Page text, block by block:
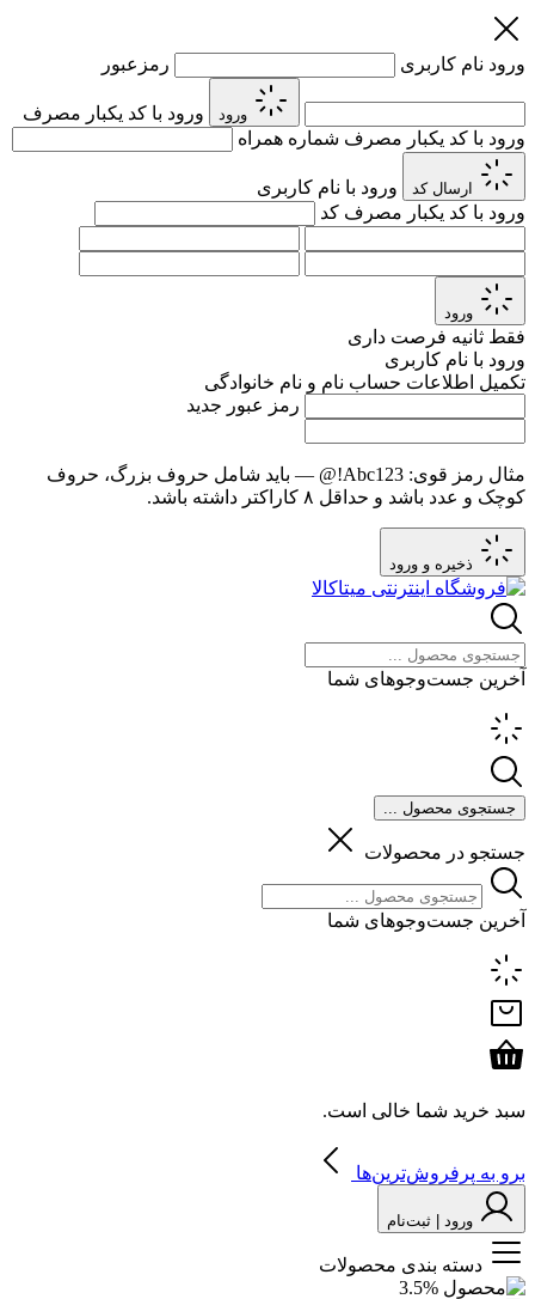
ورود نام کاربری رمزعبور
ورود
ورود با کد یکبار مصرف
ورود با کد یکبار مصرف شماره همراه
ارسال کد
ورود با نام کاربری
ورود با کد یکبار مصرف کد
ورود
فقط ثانیه فرصت داری
ورود با نام کاربری
تکمیل اطلاعات حساب نام و نام خانوادگی
رمز عبور جدید
مثال رمز قوی: Abc123!@
— باید شامل حروف بزرگ، حروف
کوچک و عدد باشد و حداقل ۸ کاراکتر داشته باشد.
ذخیره و ورود
آخرین جست‌وجوهای شما
جستجوی محصول ...
جستجو در محصولات
آخرین جست‌وجوهای شما
سبد خرید شما خالی است.
برو به پرفروش‌ترین‌ها
ورود | ثبت‌نام
دسته بندی محصولات
3.5%